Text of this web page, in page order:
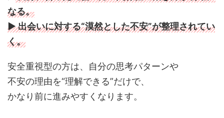
なる。
▶ 出会いに対する“漠然とした不安”が整理されてい
く。
安全重視型の方は、自分の思考パターンや
不安の理由を“理解できる”だけで、
かなり前に進みやすくなります。